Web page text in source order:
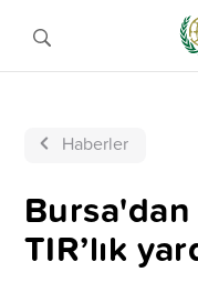
Haberler
TIR’lık